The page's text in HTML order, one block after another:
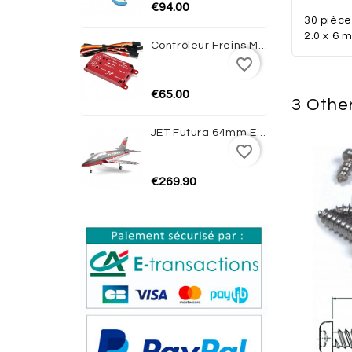
€94.00
€65.00
favorite_border
€269.90
favorite_border
30
2.0 x 6
3